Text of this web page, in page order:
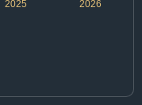
2026
2025